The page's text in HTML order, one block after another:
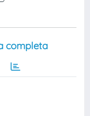
completa